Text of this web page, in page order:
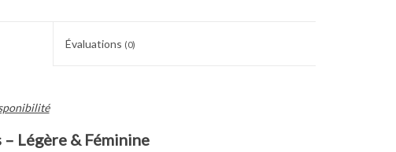
Évaluations (0)
Légère & Féminine